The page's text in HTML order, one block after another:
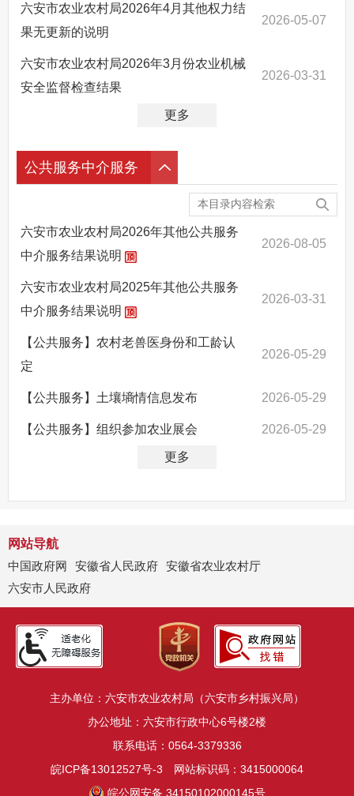
六安市农业农村局2026年4月其他权力结
果无更新的说明
2026-05-07
六安市农业农村局2026年3月份农业机械
安全监督检查结果
2026-03-31
更多
公共服务中介服务
六安市农业农村局2026年其他公共服务
中介服务结果说明
2026-08-05
六安市农业农村局2025年其他公共服务
中介服务结果说明
2026-03-31
【公共服务】农村老兽医身份和工龄认
定
2026-05-29
【公共服务】土壤墒情信息发布 2026-05-29
【公共服务】组织参加农业展会 2026-05-29
更多
网站导航
中国政府网
安徽省人民政府 安徽省农业农村厅
六安市人民政府
主办单位：六安市农业农村局（六安市乡村振兴局）
办公地址：六安市行政中心6号楼2楼
联系电话：0564-3379336
皖ICP备13012527号-3
网站标识码：3415000064
皖公网安备 34150102000145号